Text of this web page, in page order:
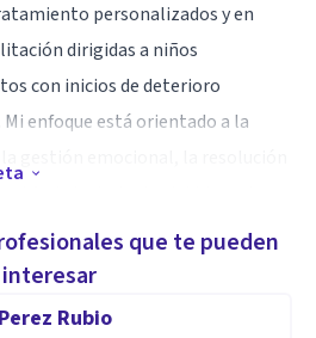
personalizados y en
dirigidas a niños
con inicios de deterioro
enfoque está orientado a la
paciente. Con alta capacidad de
un enfoque ético y humano que
terapéuticos seguros y de
que te pueden
interesar
Rubio